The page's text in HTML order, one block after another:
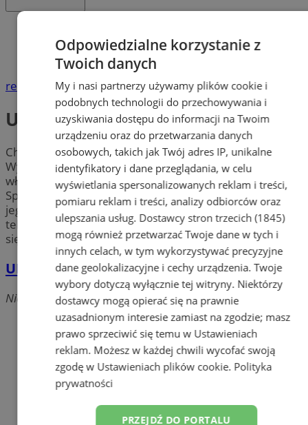
Urzędy i Instytucje
Urząd Miasta
reklama
Urząd Miasta
Chcesz wymienić dowód osobisty? Musisz odwiedzić
Wydział Komunikacji, gdyż Twój dowód rejestracyjny
właśnie stracił ważność? Zdałeś kurs na prawo jazdy?
Sprawdź adres i godziny otwarcia
Urzędu Miasta
oraz
jego placówek w mieście Tychy. Zobacz numery
telefonów konkretnych wydziałów w Tychach i dowiedz
się jak i gdzie załatwić sprawy urzędowe.
UM - Urząd Miasta
Niepodległości, 43-100 Tychy
Odpowiedzialne korzystanie z
Twoich danych
My i nasi partnerzy używamy plików cookie i
podobnych technologii do przechowywania i
uzyskiwania dostępu do informacji na Twoim
urządzeniu oraz do przetwarzania danych
osobowych, takich jak Twój adres IP, unikalne
identyfikatory i dane przeglądania, w celu
wyświetlania spersonalizowanych reklam i treści,
pomiaru reklam i treści, analizy odbiorców oraz
ulepszania usług. Dostawcy stron trzecich (1845)
mogą również przetwarzać Twoje dane w tych i
innych celach, w tym wykorzystywać precyzyjne
dane geolokalizacyjne i cechy urządzenia. Twoje
wybory dotyczą wyłącznie tej witryny. Niektórzy
dostawcy mogą opierać się na prawnie
uzasadnionym interesie zamiast na zgodzie; masz
prawo sprzeciwić się temu w Ustawieniach
reklam. Możesz w każdej chwili wycofać swoją
zgodę w Ustawieniach plików cookie. Polityka
prywatności
PRZEJDŹ DO PORTALU